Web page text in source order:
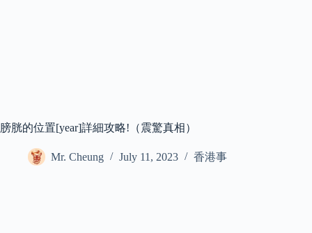
膀胱的位置[year]詳細攻略!（震驚真相）
Mr. Cheung July 11, 2023 香港事